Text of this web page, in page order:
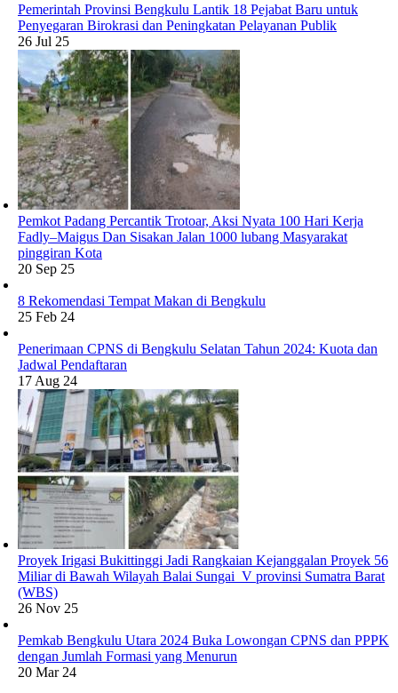
Pemerintah Provinsi Bengkulu Lantik 18 Pejabat Baru untuk
Penyegaran Birokrasi dan Peningkatan Pelayanan Publik
26 Jul 25
Pemkot Padang Percantik Trotoar, Aksi Nyata 100 Hari Kerja
Fadly–Maigus Dan Sisakan Jalan 1000 lubang Masyarakat
pinggiran Kota
20 Sep 25
8 Rekomendasi Tempat Makan di Bengkulu
25 Feb 24
Penerimaan CPNS di Bengkulu Selatan Tahun 2024: Kuota dan
Jadwal Pendaftaran
17 Aug 24
Proyek Irigasi Bukittinggi Jadi Rangkaian Kejanggalan Proyek 56
Miliar di Bawah Wilayah Balai Sungai V provinsi Sumatra Barat
(WBS)
26 Nov 25
Pemkab Bengkulu Utara 2024 Buka Lowongan CPNS dan PPPK
dengan Jumlah Formasi yang Menurun
20 Mar 24